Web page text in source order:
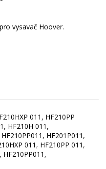
vysavač Hoover.
011, HF210PP
HF210H 011,
HF201P011,
011, HF210PP 011,
HF210PP011,